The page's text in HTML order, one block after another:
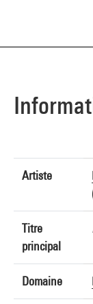
Artiste
Titre
principal
Domaine